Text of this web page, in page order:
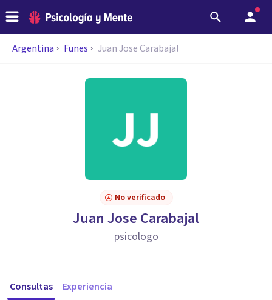
Argentina Funes Juan Jose Carabajal
No verificado
Juan Jose Carabajal
psicologo
Consultas Experiencia